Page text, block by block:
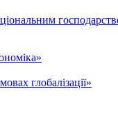
глобалізації»